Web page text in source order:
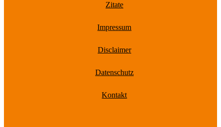
Zitate
Impressum
Disclaimer
Datenschutz
Kontakt